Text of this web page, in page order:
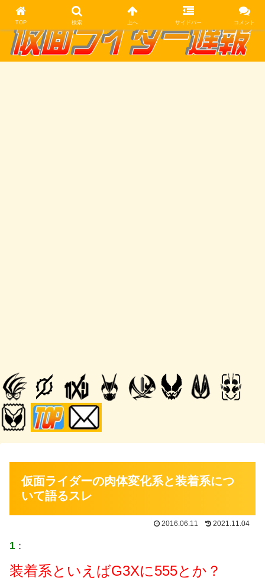
仮面ライダーの肉体変化系と装着系につ
いて語るスレ
2016.06.11 2021.11.04
1 ：
装着系といえばG3Xに555とか？
TOP 検索 上へ サイドバー コメント